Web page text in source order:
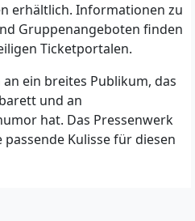
erhältlich. Informationen zu
Gruppenangeboten finden
Ticketportalen.
ein breites Publikum, das
und an
hat. Das Pressenwerk
Kulisse für diesen